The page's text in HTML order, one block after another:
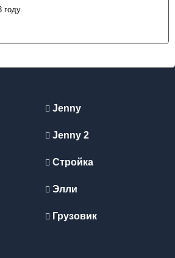
году.
Jenny
Jenny 2
Стройка
Элли
Грузовик